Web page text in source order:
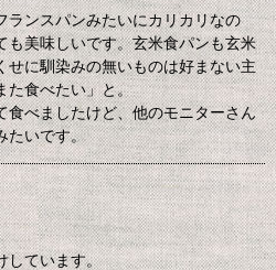
ランスパンみたいにカリカリなの
も美味しいです。玄米食パンも玄米
せに馴染みの無いものは好まない主
た食べたい」と。
食べましたけど、他のモニターさん
たいです。
しています。